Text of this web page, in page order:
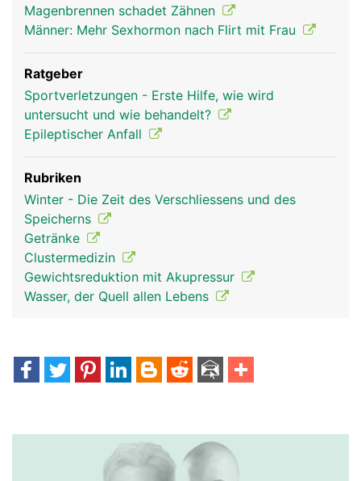
Magenbrennen schadet Zähnen
Männer: Mehr Sexhormon nach Flirt mit Frau
Ratgeber
Sportverletzungen - Erste Hilfe, wie wird
untersucht und wie behandelt?
Epileptischer Anfall
Rubriken
Winter - Die Zeit des Verschliessens und des
Speicherns
Getränke
Clustermedizin
Gewichtsreduktion mit Akupressur
Wasser, der Quell allen Lebens